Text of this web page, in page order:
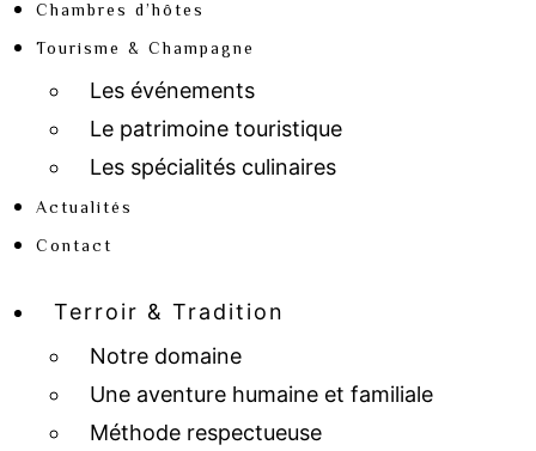
Chambres d’hôtes
Tourisme & Champagne
Les événements
Le patrimoine touristique
Les spécialités culinaires
Actualités
Contact
Terroir & Tradition
Notre domaine
Une aventure humaine et familiale
Méthode respectueuse